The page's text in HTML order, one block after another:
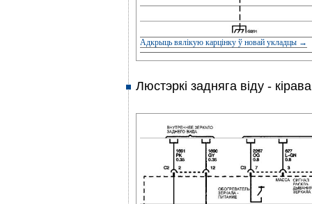
Адкрыць вялікую карцінку ў новай укладцы →
Люстэркі задняга віду -